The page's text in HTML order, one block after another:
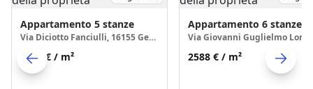
Appartamento 5 stanze
Via Diciotto Fanciulli, 16155 Genova
2347 € / m²
Appartamento 6 stanze
2588 € / m²